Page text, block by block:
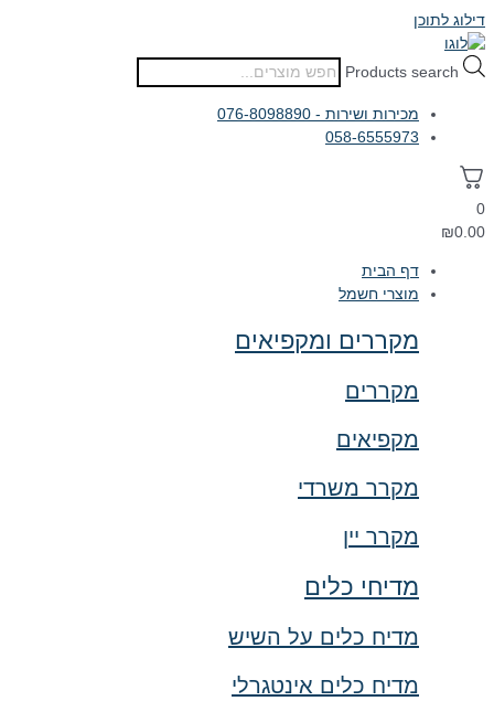
דילוג לתוכן
Products search
מכירות ושירות - 076-8098890
058-6555973
0
₪0.00
דף הבית
מוצרי חשמל
מקררים ומקפיאים
מקררים
מקפיאים
מקרר משרדי
מקרר יין
מדיחי כלים
מדיח כלים על השיש
מדיח כלים אינטגרלי